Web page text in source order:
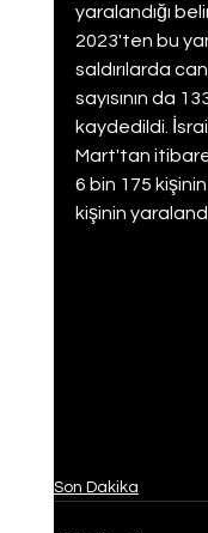
yaralandığı
2023'ten bu
saldırılarda
sayısının da
kaydedildi.
Mart'tan
6 bin 175
kişinin
Son Dakika